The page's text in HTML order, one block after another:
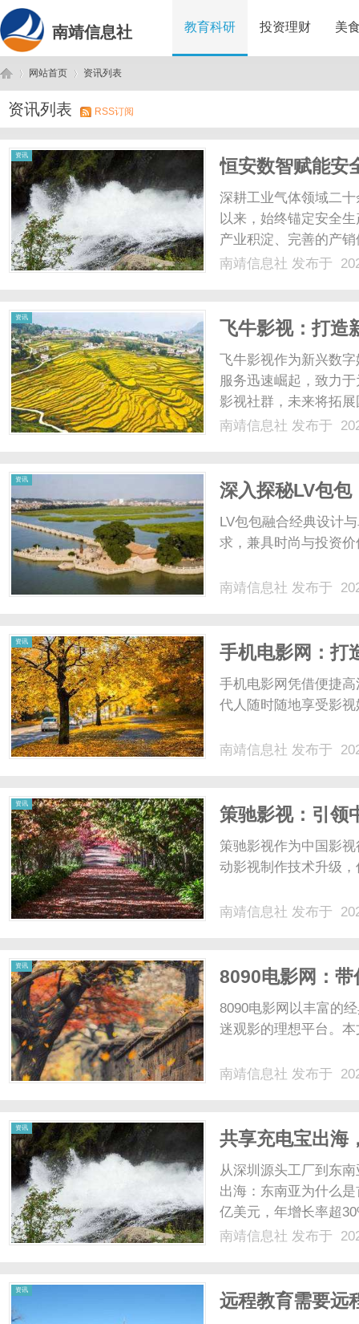
南靖信息社 教育科研 投资理财 美
南 ›
网站首页
›
资讯列表
资讯列表 RSS订阅
资讯
恒安数智赋能安
深耕工业气体领域二
以来，始终锚定安全
产业积淀、完善的产
化、绿色化发展赛道
南靖信息社 发布于
资讯
飞牛影视：打造
飞牛影视作为新兴数
服务迅速崛起，致力
影视社群，未来将拓
南靖信息社 发布于
资讯
深入探秘LV包
LV包包融合经典设计
求，兼具时尚与投资
南靖信息社 发布于
资讯
手机电影网：打
手机电影网凭借便捷
代人随时随地享受影
南靖信息社 发布于
资讯
策驰影视：引领
策驰影视作为中国影
动影视制作技术升级
南靖信息社 发布于
资讯
8090电影网：
8090电影网以丰富的
迷观影的理想平台。
南靖信息社 发布于
资讯
共享充电宝出海
从深圳源头工厂到东
出海：东南亚为什么
亿美元，年增长率超
持续增长的跨境旅游
南靖信息社 发布于
资讯
远程教育需要远